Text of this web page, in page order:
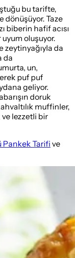
bu tarifte,
dönüşüyor. Taze
biberin hafif acısı
oluşuyor.
zeytinyağıyla da
da
un,
puf puf
geliyor.
doruk
muffinler,
lezzetli bir
Pankek Tarifive